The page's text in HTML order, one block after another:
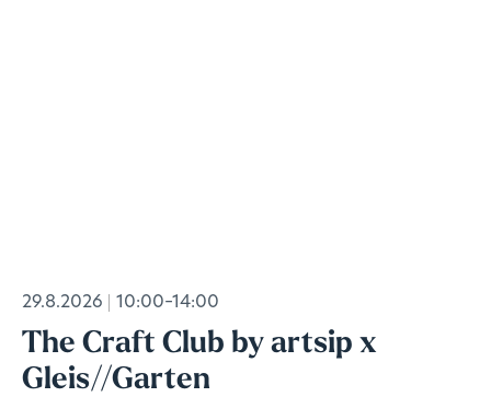
29.8.2026 10:00–14:00
The Craft Club by artsip x
Gleis//Garten